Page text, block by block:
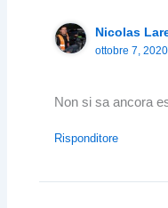
Nicolas
ottobre 7,
Non si sa ancora
Risponditore